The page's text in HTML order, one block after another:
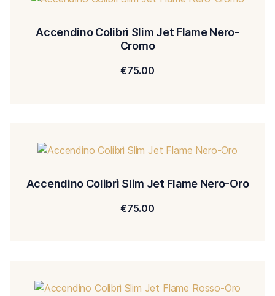
Accendino Colibrì Slim Jet Flame Nero-
Cromo
€75.00
Accendino Colibrì Slim Jet Flame Nero-Oro
€75.00